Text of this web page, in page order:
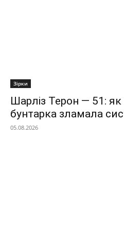
Зірки
Шарліз Терон — 51: як
бунтарка зламала
05.08.2026